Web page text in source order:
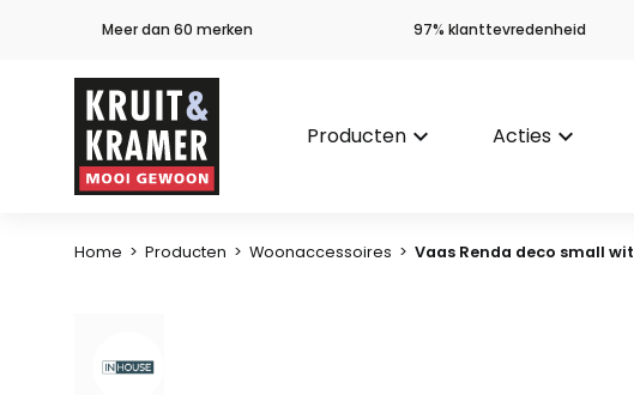
Meer dan 60 merken 97% klanttevredenheid
Producten keyboard_arrow_down Acties keyboard_arrow_down
Home > Producten > Woonaccessoires > Vaas Renda deco small wit